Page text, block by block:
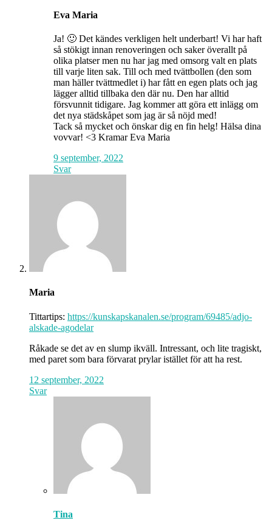
Eva Maria
Ja! 🙂 Det kändes verkligen helt underbart! Vi har haft
så stökigt innan renoveringen och saker överallt på
olika platser men nu har jag med omsorg valt en plats
till varje liten sak. Till och med tvättbollen (den som
man häller tvättmedlet i) har fått en egen plats och jag
lägger alltid tillbaka den där nu. Den har alltid
försvunnit tidigare. Jag kommer att göra ett inlägg om
det nya städskåpet som jag är så nöjd med!
Tack så mycket och önskar dig en fin helg! Hälsa dina
vovvar! <3 Kramar Eva Maria
9 september, 2022
Svar
Maria
Tittartips: https://kunskapskanalen.se/program/69485/adjo-
alskade-agodelar
Råkade se det av en slump ikväll. Intressant, och lite tragiskt,
med paret som bara förvarat prylar istället för att ha rest.
12 september, 2022
Svar
Tina